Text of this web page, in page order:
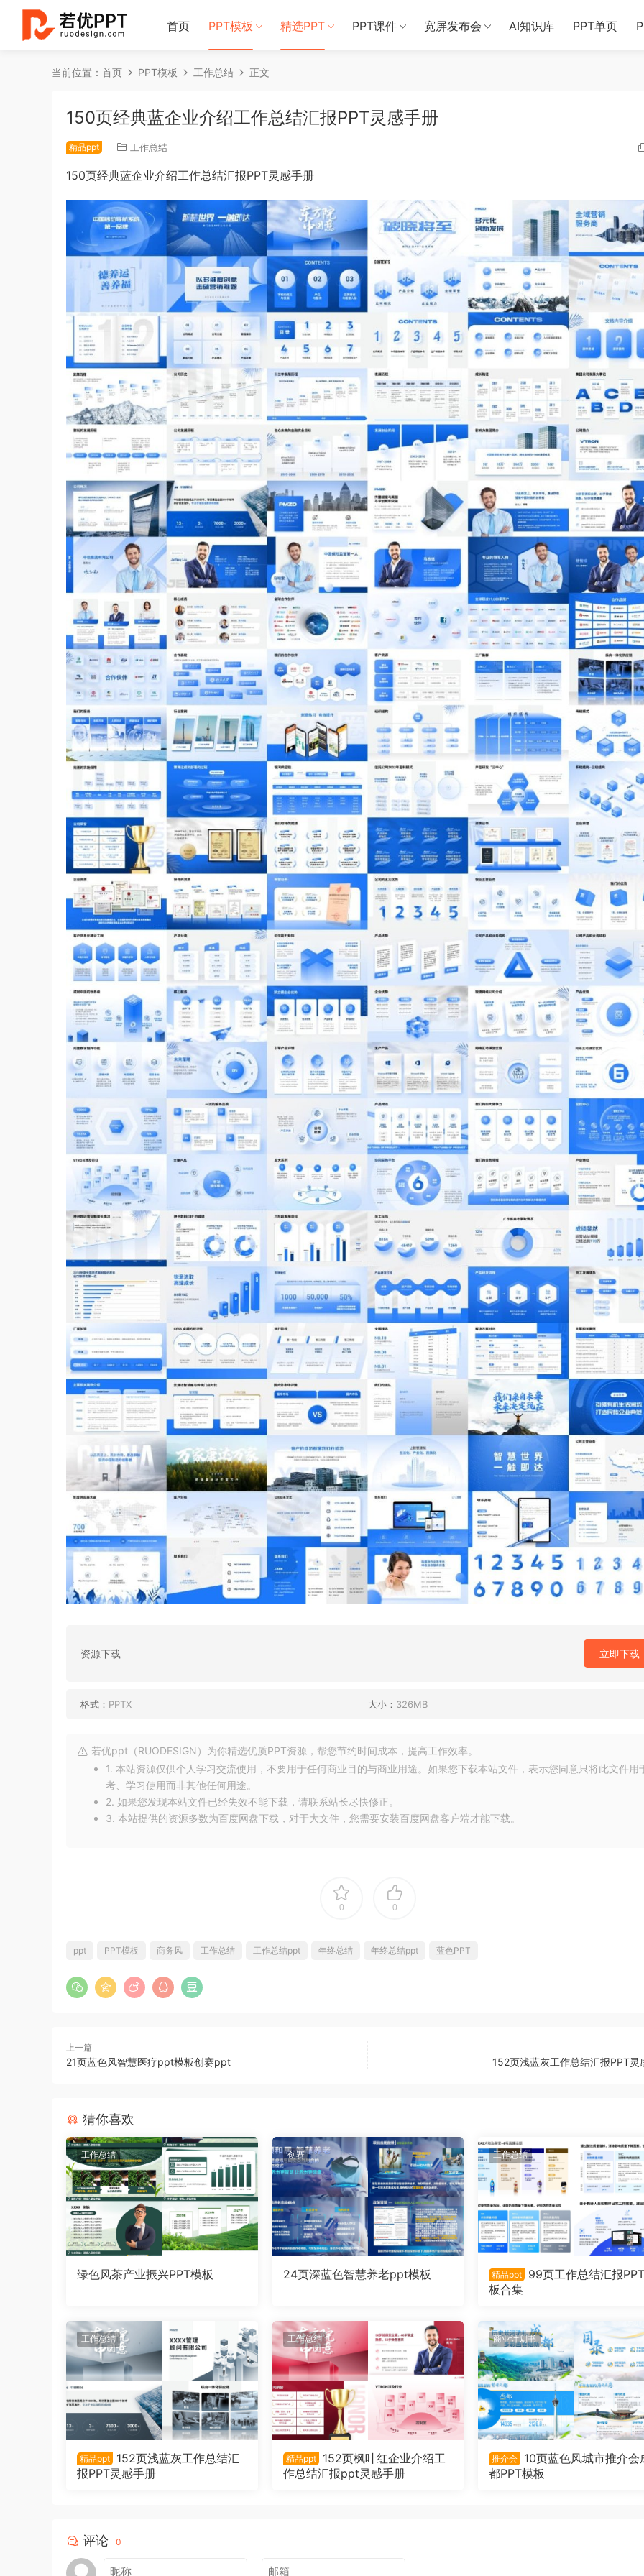
首页 PPT模板 精选PPT PPT课件 宽屏发布会 AI知识库 PPT单页
当前位置： 首页 PPT模板 工作总结 正文
150页经典蓝企业介绍工作总结汇报PPT灵感手册
精品ppt 工作总结
150页经典蓝企业介绍工作总结汇报PPT灵感手册
资源下载 立即下载
格式： PPTX 大小： 326MB
若优ppt（RUODESIGN）为你精选优质PPT资源，帮您节约时间成本，提高工作效率。
1. 本站资源仅供个人学习交流使用，不要用于任何商业目的与商业用途。如果您下载本站文件，表示您同意只将此文件用
考、学习使用而非其他任何用途。
2. 如果您发现本站文件已经失效不能下载，请联系站长尽快修正。
3. 本站提供的资源多数为百度网盘下载，对于大文件，您需要安装百度网盘客户端才能下载。
0 0
ppt PPT模板 商务风 工作总结 工作总结ppt 年终总结 年终总结ppt 蓝色PPT
上一篇
21页蓝色风智慧医疗ppt模板创赛ppt 152页浅蓝灰工作总结汇报PPT灵
猜你喜欢
工作总结
绿色风茶产业振兴PPT模板
创赛
24页深蓝色智慧养老ppt模板
工作总结
精品ppt
99页工作总结汇报
板合集
工作总结
精品ppt
152页浅蓝灰工作总结汇
报PPT灵感手册
工作总结
精品ppt
152页枫叶红企业介绍工
作总结汇报ppt灵感手册
商业计划书
推介会
10页蓝色风城市推介会
都PPT模板
评论 0